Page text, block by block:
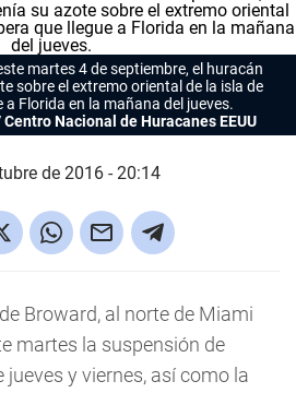
martes 4 de septiembre, el huracán
sobre el extremo oriental de la isla de
a Florida en la mañana del jueves.
Centro Nacional de Huracanes EEUU
de 2016 - 20:14
Broward, al norte de Miami
martes la suspensión de
y viernes, así como la